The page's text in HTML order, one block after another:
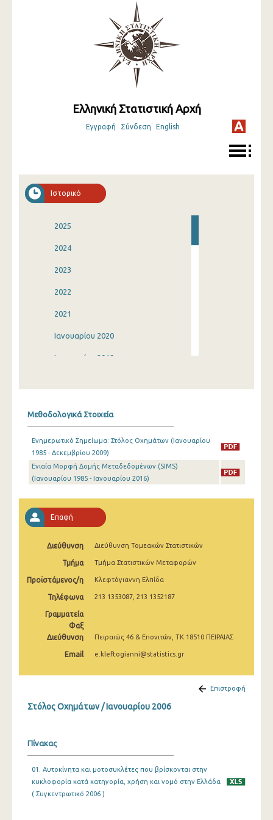
Ελληνική Στατιστική Αρχή
Εγγραφή Σύνδεση English
Ιστορικό
2025
2024
2023
2022
2021
Ιανουαρίου 2020
Ιανουαρίου 2019
Ιανουαρίου 2015
Ιανουαρίου 2014
Ιανουαρίου 2012
Ιανουαρίου 2009
Ιανουαρίου 2008
Ιανουαρίου 2007
Ιανουαρίου 2006
Ιανουαρίου 2003
Ιανουαρίου 2000
Ιανουαρίου 1999
Μεθοδολογικά Στοιχεία
Ενημερωτικό Σημείωμα: Στόλος Οχημάτων (Ιανουαρίου
1985 - Δεκεμβρίου 2009)
Ενιαία Μορφή Δομής Μεταδεδομένων (SIMS)
(Ιανουαρίου 1985 - Ιανουαρίου 2016)
Επαφή
Διεύθυνση Διεύθυνση Τομεακών Στατιστικών
Τμήμα Τμήμα Στατιστικών Μεταφορών
Προϊστάμενος/η Κλεφτόγιαννη Ελπίδα
Τηλέφωνα 213 1353087, 213 1352187
Γραμματεία
Φαξ
Διεύθυνση
Πειραιώς 46 & Επονιτών, ΤΚ 18510 ΠΕΙΡΑΙΑΣ
Email e.kleftogianni@statistics.gr
Επιστροφή
Στόλος Οχημάτων / Ιανουαρίου 2006
Πίνακας
01. Αυτοκίνητα και μοτοσυκλέτες που βρίσκονται στην
κυκλοφορία κατά κατηγορία, χρήση και νομό στην Ελλάδα
( Συγκεντρωτικό 2006 )